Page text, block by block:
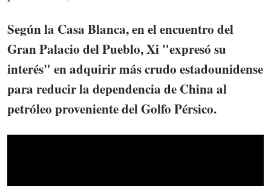
Según la Casa Blanca, en el encuentro del
Gran Palacio del Pueblo, Xi "expresó su
interés" en adquirir más crudo estadounidense
para reducir la dependencia de China al
petróleo proveniente del Golfo Pérsico.